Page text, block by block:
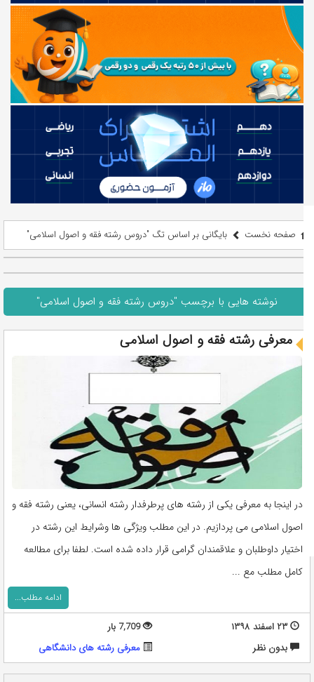
صفحه نخست بایگانی بر اساس تگ "دروس رشته فقه و اصول اسلامی"
نوشته هایی با برچسب "دروس رشته فقه و اصول اسلامی"
معرفی رشته فقه و اصول اسلامی
در اینجا به معرفی یکی از رشته های پرطرفدار رشته انسانی، یعنی رشته فقه و
اصول اسلامی می پردازیم. در این مطلب ویژگی ها وشرایط این رشته در
اختیار داوطلبان و علاقمندان گرامی قرار داده شده است. لطفا برای مطالعه
کامل مطلب مع ...
ادامه مطلب...
۲۳ اسفند ۱۳۹۸
7,709 بار
بدون نظر
معرفی رشته های دانشگاهی